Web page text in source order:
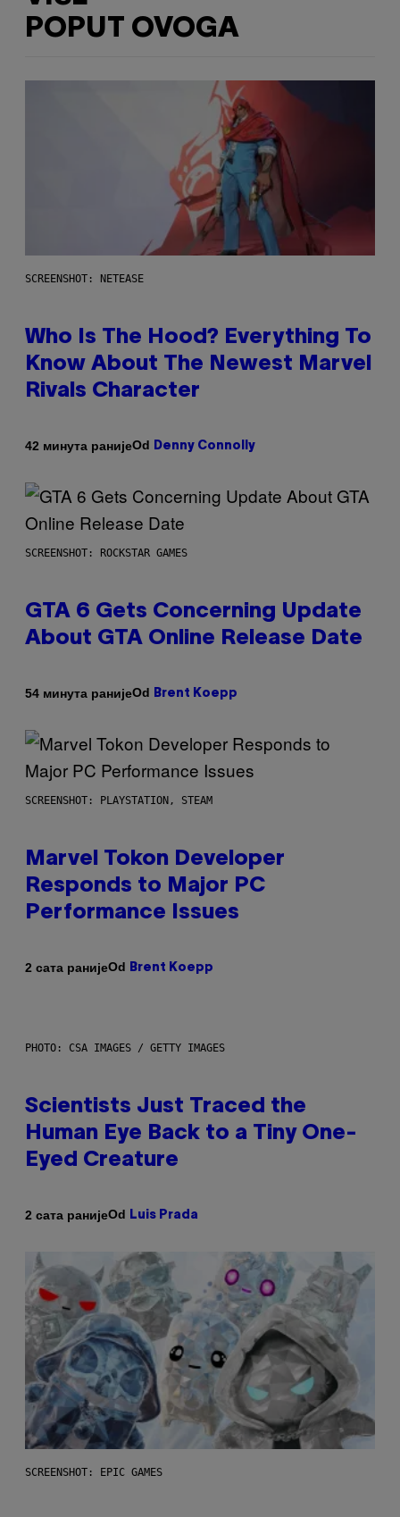
POPUT OVOGA
SCREENSHOT: NETEASE
Who Is The Hood? Everything To
Know About The Newest Marvel
Rivals Character
42 минута ранијеOd Denny Connolly
SCREENSHOT: ROCKSTAR GAMES
GTA 6 Gets Concerning Update
About GTA Online Release Date
54 минута ранијеOd Brent Koepp
SCREENSHOT: PLAYSTATION, STEAM
Marvel Tokon Developer
Responds to Major PC
Performance Issues
2 сата ранијеOd Brent Koepp
PHOTO: CSA IMAGES / GETTY IMAGES
Scientists Just Traced the
Human Eye Back to a Tiny One-
Eyed Creature
2 сата ранијеOd Luis Prada
SCREENSHOT: EPIC GAMES